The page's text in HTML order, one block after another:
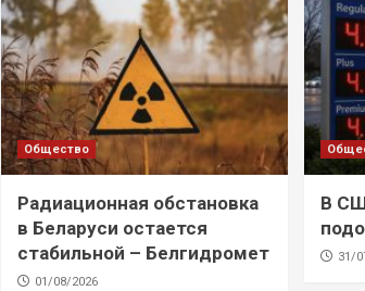
Общество
Радиационная обстановка
в Беларуси остается
стабильной – Белгидромет
01/08/2026
В
31/